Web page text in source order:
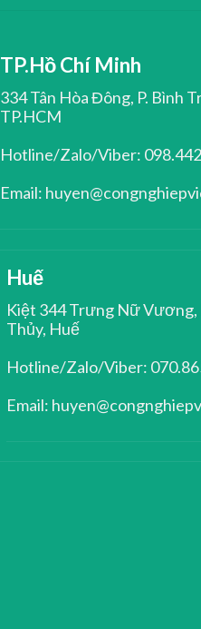
TP.Hồ Chí Minh
334 Tân Hòa Đông, P. Bình
TP.HCM
Hotline/Zalo/Viber:
Email:
Huế
Kiệt 344 Trưng Nữ
Thủy, Huế
Hotline/Zalo/Viber:
Email: